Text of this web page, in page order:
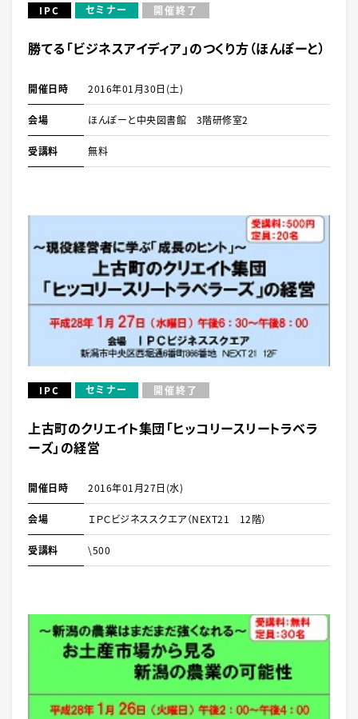
IPC セミナー 開催終了
勝てる「ビジネスアイディア」のつくり方（ほんぽーと）
開催日時 2016年01月30日(土)
会場 ほんぽーと中央図書館 3階研修室2
受講料 無料
IPC セミナー 開催終了
上古町のクリエイト集団「ヒッコリースリートラベラ
ーズ」の経営
開催日時 2016年01月27日(水)
会場 ＩＰＣビジネススクエア（NEXT21 12階）
受講料 \500